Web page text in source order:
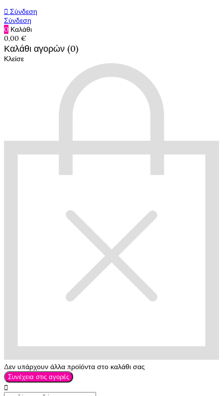
 Σύνδεση
Σύνδεση
0 Καλάθι
0,00 €
Καλάθι αγορών (0)
Κλείσε
Δεν υπάρχουν άλλα προϊόντα στο καλάθι σας
Συνέχεια στις αγορές
